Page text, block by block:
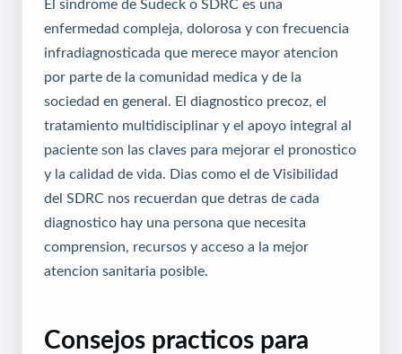
El sindrome de Sudeck o SDRC es una
enfermedad compleja, dolorosa y con frecuencia
infradiagnosticada que merece mayor atencion
por parte de la comunidad medica y de la
sociedad en general. El diagnostico precoz, el
tratamiento multidisciplinar y el apoyo integral al
paciente son las claves para mejorar el pronostico
y la calidad de vida. Dias como el de Visibilidad
del SDRC nos recuerdan que detras de cada
diagnostico hay una persona que necesita
comprension, recursos y acceso a la mejor
atencion sanitaria posible.
Consejos practicos para